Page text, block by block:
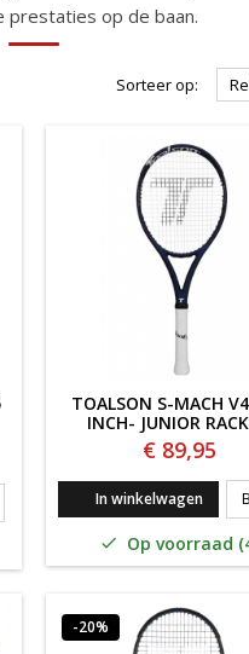
prestaties op de baan.
Sorteer op:
S MACH TOUR V5 280GRAM
TOALSON S-MACH
INCH- JUNIOR
€ 89,95
In winkelwagen
 Op voorraad
-20%